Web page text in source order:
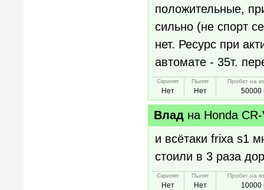
положительные,
сильно (не спорт
нет. Ресурс при
автомате - 35т.
Скрипят
Нет
Пылят
Нет
Пробег на
50000
Влад на Honda
и всётаки frixa s1
стоили в 3 раза
Скрипят
Нет
Пылят
Нет
Пробег на
10000